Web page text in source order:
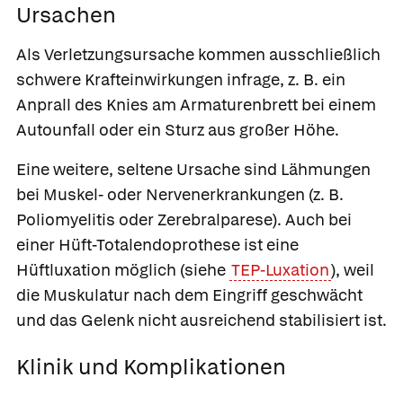
Ursachen
Als Verletzungsursache kommen ausschließlich
schwere Krafteinwirkungen infrage, z. B. ein
Anprall des Knies am Armaturenbrett bei einem
Autounfall oder ein Sturz aus großer Höhe.
Eine weitere, seltene Ursache sind Lähmungen
bei Muskel- oder Nervenerkrankungen (z. B.
Poliomyelitis oder Zerebralparese). Auch bei
einer Hüft-Totalendoprothese ist eine
Hüftluxation möglich (siehe TEP-Luxation), weil
die Muskulatur nach dem Eingriff geschwächt
und das Gelenk nicht ausreichend stabilisiert ist.
Klinik und Komplikationen